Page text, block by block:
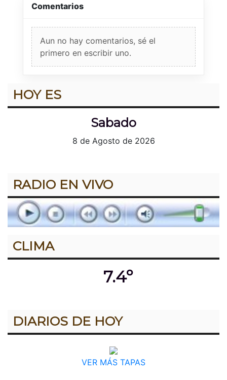
Comentarios
Aun no hay comentarios, sé el
primero en escribir uno.
HOY ES
Sabado
8 de Agosto de 2026
RADIO EN VIVO
CLIMA
7.4º
DIARIOS DE HOY
VER MÁS TAPAS